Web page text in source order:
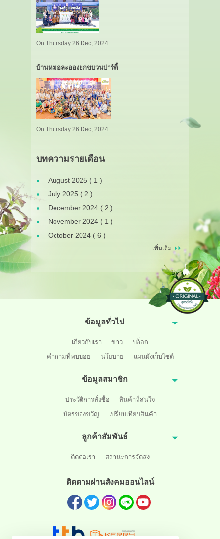
On Thursday 26 Dec, 2024
บ้านหมอละอองยกขบวนปาร์ตี้
On Thursday 26 Dec, 2024
บทความรายเดือน
August 2025 ( 1 )
July 2025 ( 2 )
December 2024 ( 2 )
November 2024 ( 1 )
October 2024 ( 6 )
เพิ่มเติม
ข้อมูลทั่วไป
เกี่ยวกับเรา ข่าว
บล็อก
คำถามที่พบบ่อย
นโยบาย แผนผังเว็บไซต์
ข้อมูลสมาชิก
ประวัติการสั่งซื้อ
สินค้าที่สนใจ
บัตรของขวัญ
เปรียบเทียบสินค้า
ลูกค้าสัมพันธ์
ติดต่อเรา สถานะการจัดส่ง
ติดตามผ่านสังคมออนไลน์